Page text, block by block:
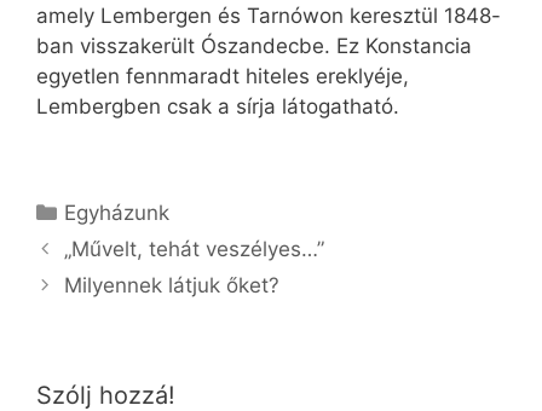
amely Lembergen és Tarnówon keresztül 1848-
ban visszakerült Ószandecbe. Ez Konstancia
egyetlen fennmaradt hiteles ereklyéje,
Lembergben csak a sírja látogatható.
Kategória
Egyházunk
„Művelt, tehát veszélyes…”
Milyennek látjuk őket?
Szólj hozzá!